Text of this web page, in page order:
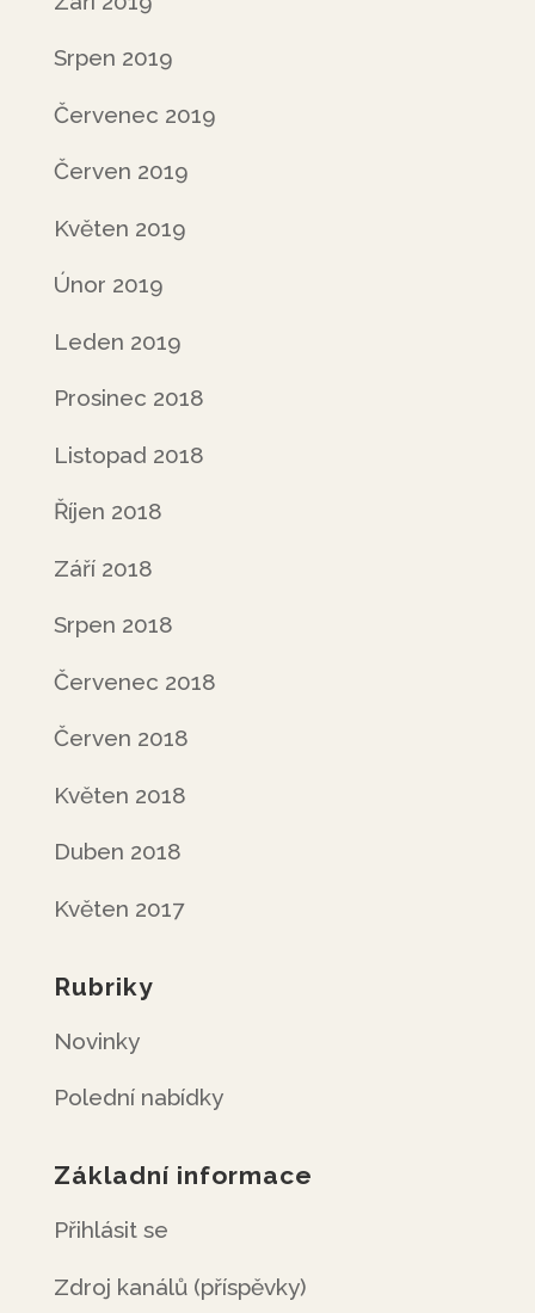
Srpen 2019
Červenec 2019
Červen 2019
Květen 2019
Únor 2019
Leden 2019
Prosinec 2018
Listopad 2018
Říjen 2018
Září 2018
Srpen 2018
Červenec 2018
Červen 2018
Květen 2018
Duben 2018
Květen 2017
Rubriky
Novinky
Polední nabídky
Základní informace
Přihlásit se
Zdroj kanálů (příspěvky)